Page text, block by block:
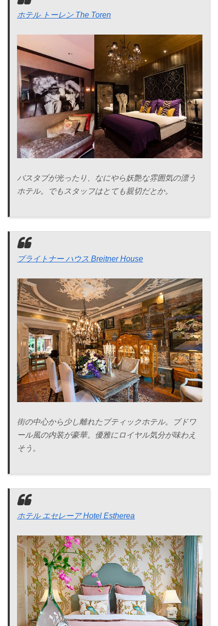
ホテル トーレン The Toren
バスタブが光ったり、なにやら妖艶な雰囲気の漂う
ホテル。でもスタッフはとても親切だとか。
ブライトナー ハウス Breitner House
街の中心から少し離れたブティックホテル。ブドワ
ール風の内装が豪華。優雅にロイヤル気分が味わえ
そう。
ホテル エセレーア Hotel Estherea